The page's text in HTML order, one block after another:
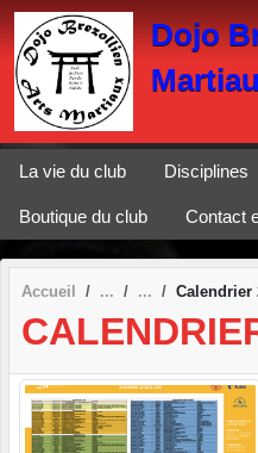
Dojo
La vie du club Disciplines
Boutique du club Contact
Accueil Calendrier
Panneau de gestion des